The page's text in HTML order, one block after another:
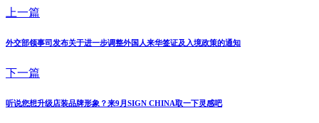
上一篇
外交部领事司发布关于进一步调整外国人来华签证及入境政策的通知
下一篇
听说您想升级店装品牌形象？来9月SIGN CHINA取一下灵感吧